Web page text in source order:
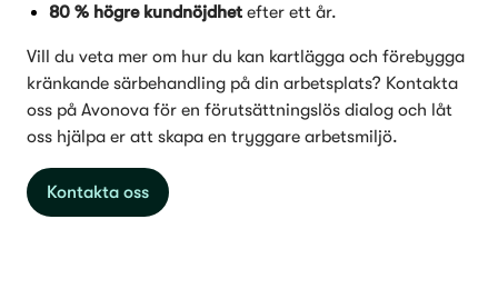
80 % högre kundnöjdhet efter ett år.
Vill du veta mer om hur du kan kartlägga och förebygga
kränkande särbehandling på din arbetsplats? Kontakta
oss på Avonova för en förutsättningslös dialog och låt
oss hjälpa er att skapa en tryggare arbetsmiljö.
Kontakta oss